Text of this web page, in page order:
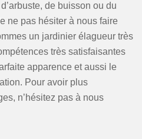
de buisson ou du
ne pas hésiter à nous faire
un jardinier élagueur très
très satisfaisantes
apparence et aussi le
Pour avoir plus
n’hésitez pas à nous